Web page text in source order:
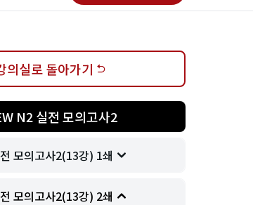
의실로 돌아가기
N2 실전 모의고사2
모의고사2(13강) 1쇄
모의고사2(13강) 2쇄